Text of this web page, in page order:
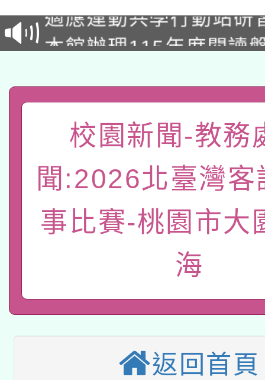
招甄選結果公告(無人
招)
本館辦理115年度閱讀
礎課程
A3數位素養講師名單
「數位內容與教學軟
薪期間赴陸應申請許可
轉知經濟部水利署委託
業技術研究院辦理「
用水績優單位及節水達
115年8月22日(星期六
桃園市孔廟祈福系列
開 智慧啟航」
本校115學年度第2次
招)
適應運動共學行動站研
本館辦理115年度閱讀
暨閱讀推動專業研習
科技賦能─人工智慧
校園新聞-教務
聞:2026北臺灣客
事比賽-桃園市大
海
返回首頁